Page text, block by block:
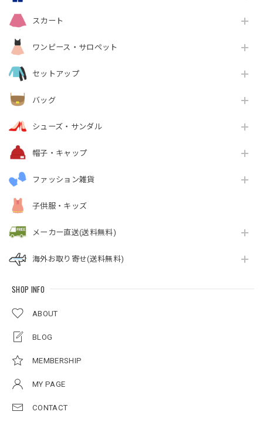
スカート
ワンピース・サロペット
セットアップ
バッグ
シューズ・サンダル
帽子・キャップ
ファッション雑貨
子供服・キッズ
メーカー直送(送料無料)
海外お取り寄せ(送料無料)
SHOP INFO
ABOUT
BLOG
MEMBERSHIP
MY PAGE
CONTACT